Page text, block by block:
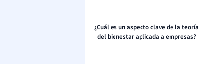
¿Cuál es un aspecto clave de la teoría
del bienestar aplicada a empresas?